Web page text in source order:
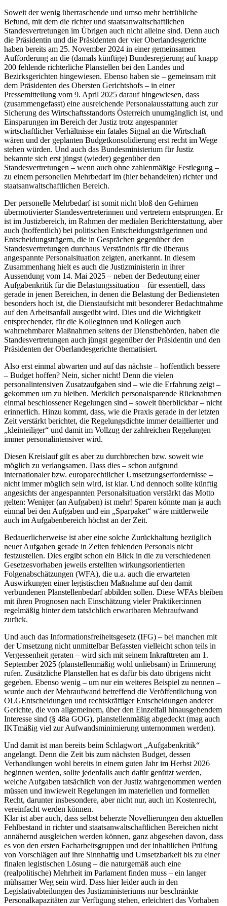
Soweit der wenig überraschende und umso mehr betrübliche
Befund, mit dem die richter­ und staatsanwaltschaftlichen
Standesvertretungen im Übrigen auch nicht alleine sind. Denn auch
die Präsidentin und die Präsidenten der vier Oberlandesgerichte
haben bereits am 25. November 2024 in einer gemeinsamen
Aufforderung an die (damals künftige) Bundesregierung auf knapp
200 fehlende richterliche Planstellen bei den Landes­ und
Bezirksgerichten hingewiesen. Ebenso haben sie – gemeinsam mit
dem Präsidenten des Obersten Gerichtshofs – in einer
Pressemitteilung vom 9. April 2025 darauf hingewiesen, dass
(zusammengefasst) eine ausreichende Personalausstattung auch zur
Sicherung des Wirtschaftsstandorts Österreich unumgänglich ist, und
Einsparungen im Bereich der Justiz trotz angespannter
wirtschaftlicher Verhältnisse ein fatales Signal an die Wirtschaft
wären und der geplanten Budgetkonsolidierung erst recht im Wege
stehen würden. Und auch das Bundesministerium für Justiz
bekannte sich erst jüngst (wieder) gegenüber den
Standesvertretungen – wenn auch ohne zahlenmäßige Festlegung –
zu einem personellen Mehrbedarf im (hier behandelten) richter­ und
staatsanwaltschaftlichen Bereich.
Der personelle Mehrbedarf ist somit nicht bloß den Gehirnen
übermotivierter Standesvertreterinnen und ­vertretern entsprungen. Er
ist im Justizbereich, im Rahmen der medialen Berichterstattung, aber
auch (hoffentlich) bei politischen Entscheidungsträgerinnen und
Entscheidungsträgern, die in Gesprächen gegenüber den
Standesvertretungen durchaus Verständnis für die überaus
angespannte Personalsituation zeigten, anerkannt. In diesem
Zusammenhang hielt es auch die Justizministerin in ihrer
Aussendung vom 14. Mai 2025 – neben der Bedeutung einer
Aufgabenkritik für die Belastungssituation – für essentiell, dass
gerade in jenen Bereichen, in denen die Belastung der Bediensteten
besonders hoch ist, die Dienstaufsicht mit besonderer Bedachtnahme
auf den Arbeitsanfall ausgeübt wird. Dies und die Wichtigkeit
entsprechender, für die Kolleginnen und Kollegen auch
wahrnehmbarer Maßnahmen seitens der Dienstbehörden, haben die
Standesvertretungen auch jüngst gegenüber der Präsidentin und den
Präsidenten der Oberlandesgerichte thematisiert.
Also erst einmal abwarten und auf das nächste – hoffentlich bessere
– Budget hoffen? Nein, sicher nicht! Denn die vielen
personalintensiven Zusatzaufgaben sind – wie die Erfahrung zeigt –
gekommen um zu bleiben. Merklich personalsparende Rücknahmen
einmal beschlossener Regelungen sind – soweit überblickbar – nicht
erinnerlich. Hinzu kommt, dass, wie die Praxis gerade in der letzten
Zeit verstärkt berichtet, die Regelungsdichte immer detaillierter und
„kleinteiliger“ und damit im Vollzug der zahlreichen Regelungen
immer personalintensiver wird.
Diesen Kreislauf gilt es aber zu durchbrechen bzw. soweit wie
möglich zu verlangsamen. Dass dies – schon aufgrund
internationaler bzw. europarechtlicher Umsetzungserfordernisse –
nicht immer möglich sein wird, ist klar. Und dennoch sollte künftig
angesichts der angespannten Personalsituation verstärkt das Motto
gelten: Weniger (an Aufgaben) ist mehr! Sparen könnte man ja auch
einmal bei den Aufgaben und ein „Sparpaket“ wäre mittlerweile
auch im Aufgabenbereich höchst an der Zeit.
Bedauerlicherweise ist aber eine solche Zurückhaltung bezüglich
neuer Aufgaben gerade in Zeiten fehlenden Personals nicht
festzustellen. Dies ergibt schon ein Blick in die zu verschiedenen
Gesetzesvorhaben jeweils erstellten wirkungsorientierten
Folgenabschätzungen (WFA), die u.a. auch die erwarteten
Auswirkungen einer legistischen Maßnahme auf den damit
verbundenen Planstellenbedarf abbilden sollen. Diese WFAs bleiben
mit ihren Prognosen nach Einschätzung vieler Praktiker:innen
regelmäßig hinter dem tatsächlich erwartbaren Mehraufwand
zurück.
Und auch das Informationsfreiheitsgesetz (IFG) – bei manchen mit
der Umsetzung nicht unmittelbar Befassten vielleicht schon teils in
Vergessenheit geraten – wird sich mit seinem Inkrafttreten am 1.
September 2025 (planstellenmäßig wohl unliebsam) in Erinnerung
rufen. Zusätzliche Planstellen hat es dafür bis dato übrigens nicht
gegeben. Ebenso wenig – um nur ein weiteres Beispiel zu nennen –
wurde auch der Mehraufwand betreffend die Veröffentlichung von
OLG­Entscheidungen und rechtskräftiger Entscheidungen anderer
Gerichte, die von allgemeinem, über den Einzelfall hinausgehendem
Interesse sind (§ 48a GOG), planstellenmäßig abgedeckt (mag auch
IKT­mäßig viel zur Aufwandsminimierung unternommen werden).
Und damit ist man bereits beim Schlagwort „Aufgabenkritik“
angelangt. Denn die Zeit bis zum nächsten Budget, dessen
Verhandlungen wohl bereits in einem guten Jahr im Herbst 2026
beginnen werden, sollte jedenfalls auch dafür genützt werden,
welche Aufgaben tatsächlich von der Justiz wahrgenommen werden
müssen und inwieweit Regelungen im materiellen und formellen
Recht, darunter insbesondere, aber nicht nur, auch im Kostenrecht,
vereinfacht werden können.
Klar ist aber auch, dass selbst beherzte Novellierungen den aktuellen
Fehlbestand in richter­ und staatsanwaltschaftlichen Bereichen nicht
annähernd ausgleichen werden können, ganz abgesehen davon, dass
es von den ersten Facharbeitsgruppen und der inhaltlichen Prüfung
von Vorschlägen auf ihre Sinnhaftig­ und Umsetzbarkeit bis zu einer
finalen legistischen Lösung – die naturgemäß auch eine
(realpolitische) Mehrheit im Parlament finden muss – ein langer
mühsamer Weg sein wird. Dass hier leider auch in den
Legislativabteilungen des Justizministeriums nur beschränkte
Personalkapazitäten zur Verfügung stehen, erleichtert das Vorhaben